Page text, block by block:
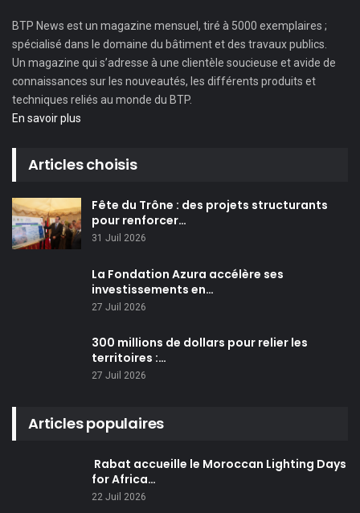
BTP News est un magazine mensuel, tiré à 5000 exemplaires ;
spécialisé dans le domaine du bâtiment et des travaux publics.
Un magazine qui s’adresse à une clientèle soucieuse et avide de
connaissances sur les nouveautés, les différents produits et
techniques reliés au monde du BTP.
En savoir plus
Articles choisis
Fête du Trône : des projets structurants
pour renforcer…
31 Juil 2026
La Fondation Azura accélère ses
investissements en…
27 Juil 2026
300 millions de dollars pour relier les
territoires :…
27 Juil 2026
Articles populaires
Rabat accueille le Moroccan Lighting Days
for Africa…
22 Juil 2026